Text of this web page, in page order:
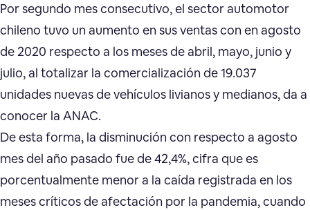
Por segundo mes consecutivo, el sector automotor
chileno tuvo un aumento en sus ventas con en agosto
de 2020 respecto a los meses de abril, mayo, junio y
julio, al totalizar la comercialización de 19.037
unidades nuevas de vehículos livianos y medianos, da a
conocer la ANAC.
De esta forma, la disminución con respecto a agosto
mes del año pasado fue de 42,4%, cifra que es
porcentualmente menor a la caída registrada en los
meses críticos de afectación por la pandemia, cuando